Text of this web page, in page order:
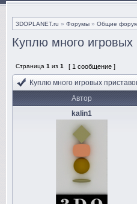
3DOPLANET.ru » Форумы » Общие
Куплю много игровых
Страница 1 из 1 [ 1 сообщение ]
Куплю много игровых
Автор
kalin1